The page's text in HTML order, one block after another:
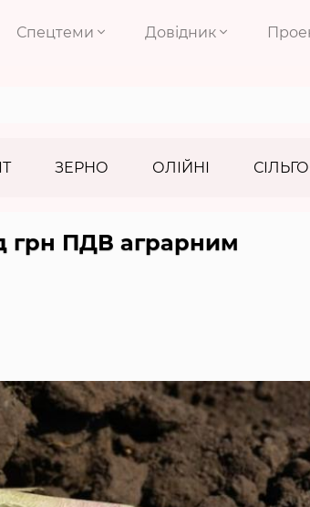
Спецтеми Довідник
ЗЕРНО ОЛІЙНІ
грн ПДВ аграрним